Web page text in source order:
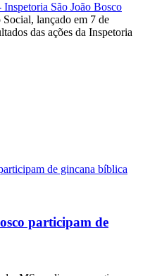
Inspetoria São João Bosco
lançado em 7 de
das ações da Inspetoria
participam de